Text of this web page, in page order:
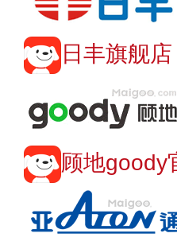
日丰旗舰店
顾地goody